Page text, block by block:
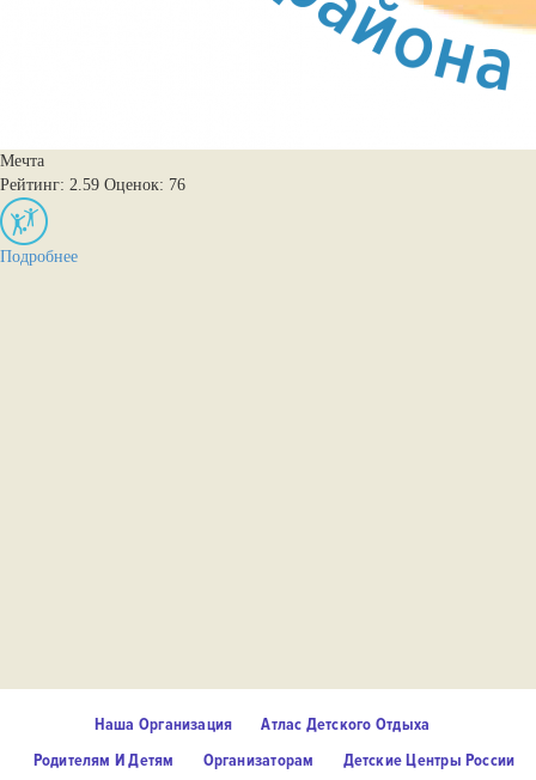
Мечта
Рейтинг: 2.59 Оценок: 76
Подробнее
Наша Организация
Атлас Детского Отдыха
Родителям И Детям
Организаторам
Детские Центры России